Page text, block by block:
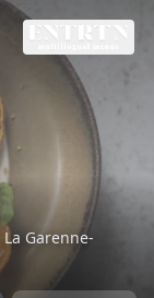
La Garenne-